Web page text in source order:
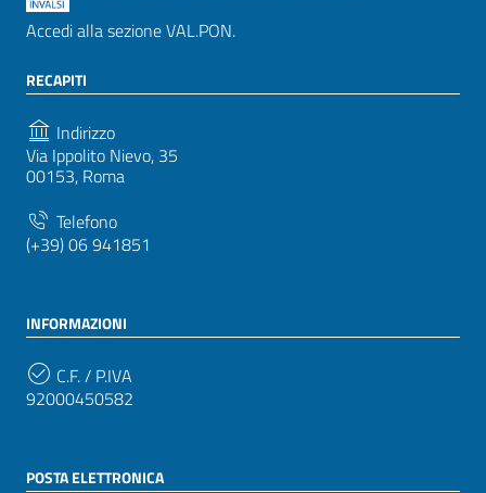
Accedi alla sezione VAL.PON.
RECAPITI
Indirizzo
Via Ippolito Nievo, 35
00153, Roma
Telefono
(+39) 06 941851
INFORMAZIONI
C.F. / P.IVA
92000450582
POSTA ELETTRONICA